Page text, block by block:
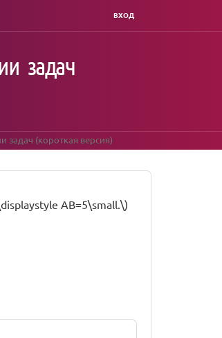
ВХОД
задач
(короткая версия)
AB=5\small.\)